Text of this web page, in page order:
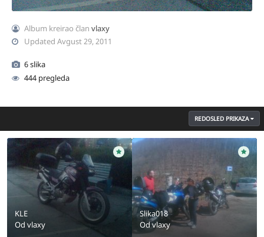
Album kreirao članvlaxy
UpdatedAvgust 29, 2011
6 slika
444 pregleda
REDOSLED PRIKAZA
KLE
Od vlaxy
Slika018
Odvlaxy